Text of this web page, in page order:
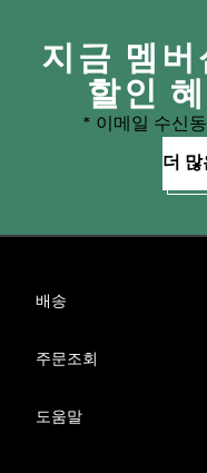
지금 멤버
할인
* 이메일 수신
더 많
배송
주문조회
도움말